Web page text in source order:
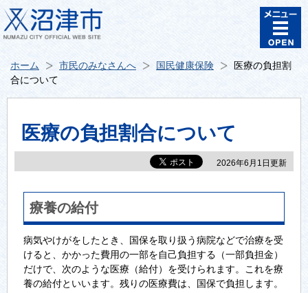
ホーム 市民のみなさんへ 国民健康保険
医療の負担割
合について
医療の負担割合について
2026年6月1日更新
療養の給付
病気やけがをしたとき、国保を取り扱う病院などで治療を受
けると、かかった費用の一部を自己負担する（一部負担金）
だけで、次のような医療（給付）を受けられます。これを療
養の給付といいます。残りの医療費は、国保で負担します。